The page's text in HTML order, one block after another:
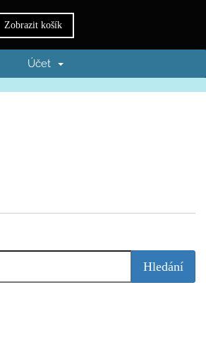
Zobrazit košík
Účet